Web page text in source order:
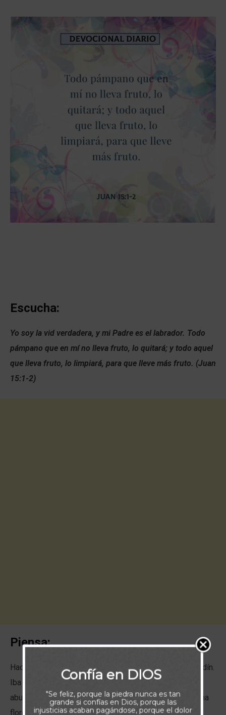
Escucha:
Yo soy la vid verdadera, y mi Padre es el labrador. Todo
pámpano que en mí no lleva fruto, lo quitará; y todo aquel
que lleva fruto, lo limpiará, para que lleve más fruto. (Juan
15:1-2)
Piensa:
Hace dos años sembré un rosal en la esquina de mi jardín.
Iba a producir rosas amarillas. Y debía producirlas en
abundancia. Sin embargo, durante estos dos años, ¡no ha
florecido ni una sola vez!
Confía en DIOS
"Se feliz, porque la piedra nunca es tan
grande si confías en Dios, porque las
injusticias acaban pagándose, porque el dolor